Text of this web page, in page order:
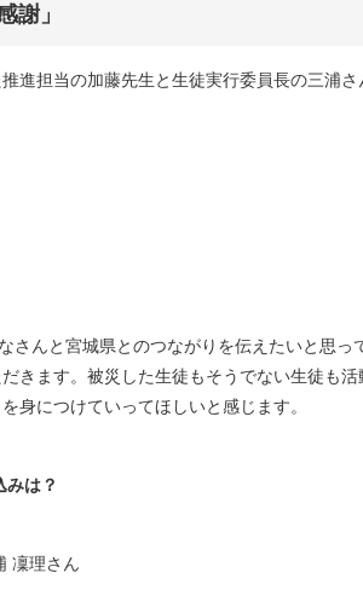
謝」
進担当の加藤先生と生徒実行委員長の三浦さ
さんと宮城県とのつながりを伝えたいと思っ
きます。被災した生徒もそうでない生徒も活
身につけていってほしいと感じます。
みは？
凜理さん